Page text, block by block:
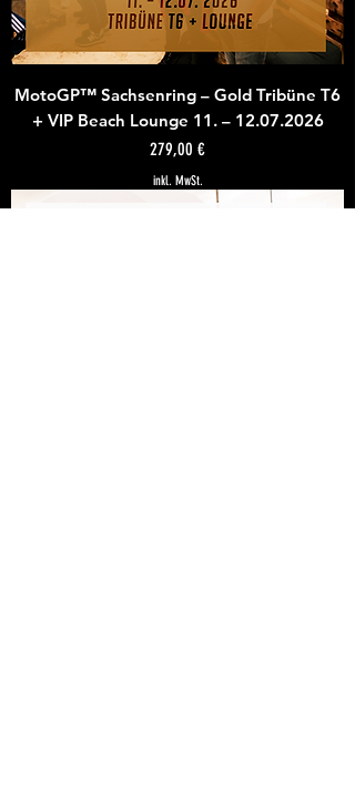
MotoGP™ Sachsenring – Gold Tribüne T6
+ VIP Beach Lounge 11. – 12.07.2026
Preis
279,00 €
inkl. MwSt.